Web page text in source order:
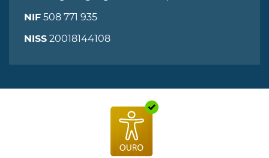
NIF 508 771 935
NISS 20018144108